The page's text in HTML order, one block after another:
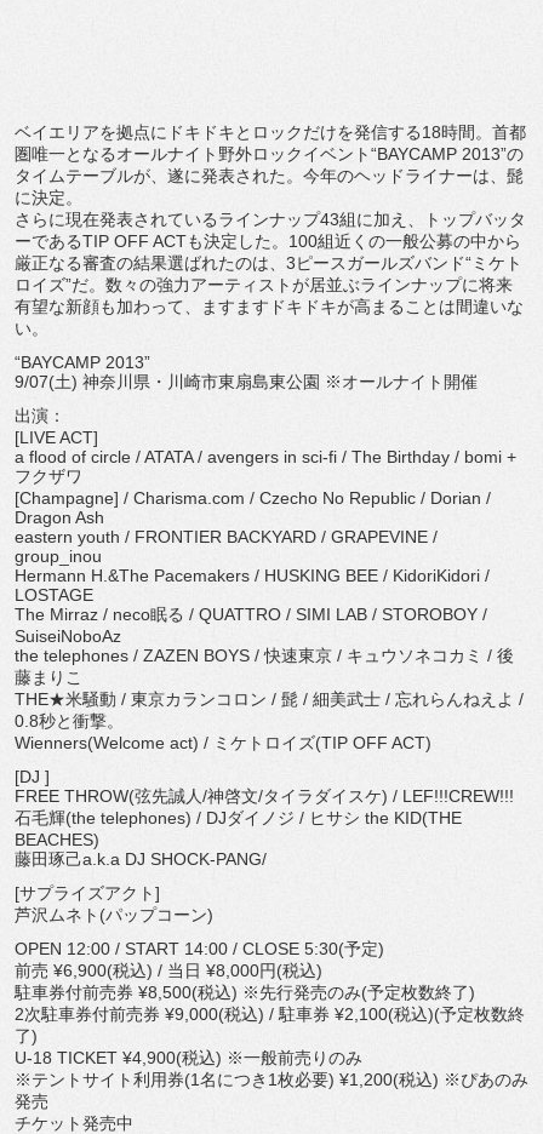
ベイエリアを拠点にドキドキとロックだけを発信する18時間。首都
圏唯一となるオールナイト野外ロックイベント“BAYCAMP 2013”の
タイムテーブルが、遂に発表された。今年のヘッドライナーは、髭
に決定。
さらに現在発表されているラインナップ43組に加え、トップバッタ
ーであるTIP OFF ACTも決定した。100組近くの一般公募の中から
厳正なる審査の結果選ばれたのは、3ピースガールズバンド“ミケト
ロイズ”だ。数々の強力アーティストが居並ぶラインナップに将来
有望な新顔も加わって、ますますドキドキが高まることは間違いな
い。
“BAYCAMP 2013”
9/07(土) 神奈川県・川崎市東扇島東公園 ※オールナイト開催
出演：
[LIVE ACT]
a flood of circle / ATATA / avengers in sci-fi / The Birthday / bomi +
フクザワ
[Champagne] / Charisma.com / Czecho No Republic / Dorian /
Dragon Ash
eastern youth / FRONTIER BACKYARD / GRAPEVINE /
group_inou
Hermann H.&The Pacemakers / HUSKING BEE / KidoriKidori /
LOSTAGE
The Mirraz / neco眠る / QUATTRO / SIMI LAB / STOROBOY /
SuiseiNoboAz
the telephones / ZAZEN BOYS / 快速東京 / キュウソネコカミ / 後
藤まりこ
THE★米騒動 / 東京カランコロン / 髭 / 細美武士 / 忘れらんねえよ /
0.8秒と衝撃。
Wienners(Welcome act) / ミケトロイズ(TIP OFF ACT)
[DJ ]
FREE THROW(弦先誠人/神啓文/タイラダイスケ) / LEF!!!CREW!!!
石毛輝(the telephones) / DJダイノジ / ヒサシ the KID(THE
BEACHES)
藤田琢己a.k.a DJ SHOCK-PANG/
[サプライズアクト]
芦沢ムネト(パップコーン)
OPEN 12:00 / START 14:00 / CLOSE 5:30(予定)
前売 ¥6,900(税込) / 当日 ¥8,000円(税込)
駐車券付前売券 ¥8,500(税込) ※先行発売のみ(予定枚数終了)
2次駐車券付前売券 ¥9,000(税込) / 駐車券 ¥2,100(税込)(予定枚数終
了)
U-18 TICKET ¥4,900(税込) ※一般前売りのみ
※テントサイト利用券(1名につき1枚必要) ¥1,200(税込) ※ぴあのみ
発売
チケット発売中